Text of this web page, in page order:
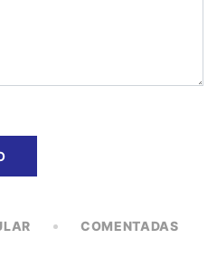
COMENTADAS